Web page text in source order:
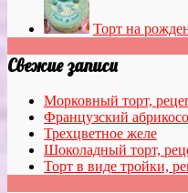
Торт на
Свежие записи
Морковный торт,
Французский
Трехцветное желе
Шоколадный торт,
Торт в виде тройки,